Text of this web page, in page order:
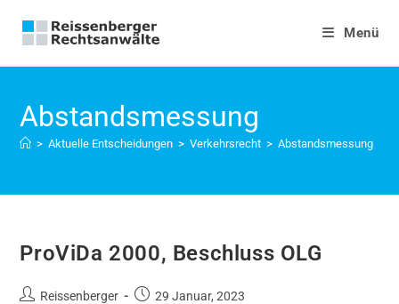
Inhalt
Menü
Abstandsmessung
> Aktuelle Entscheidungen > Verkehrsrecht > Abstandsmessung
ProViDa 2000, Beschluss OLG
Beitrags-
Reissenberger
Beitrag29 Januar, 2023